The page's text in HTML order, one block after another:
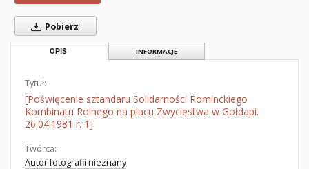
Pobierz
OPIS INFORMACJE
Tytuł:
[Poświęcenie sztandaru Solidarności Rominckiego
Kombinatu Rolnego na placu Zwycięstwa w Gołdapi.
26.04.1981 r. 1]
Twórca:
Autor fotografii nieznany